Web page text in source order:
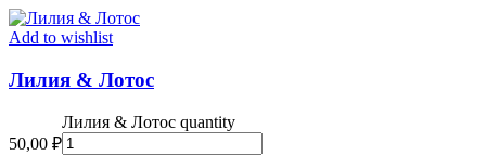
Add to wishlist
Лилия & Лотос
50,00 ₽
Лилия & Лотос quantity